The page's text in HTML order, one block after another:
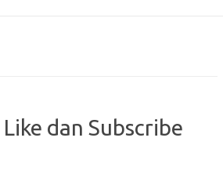
dan Subscribe